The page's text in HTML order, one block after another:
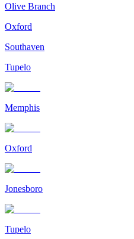
Olive Branch
Oxford
Southaven
Tupelo
Memphis
Oxford
Jonesboro
Tupelo